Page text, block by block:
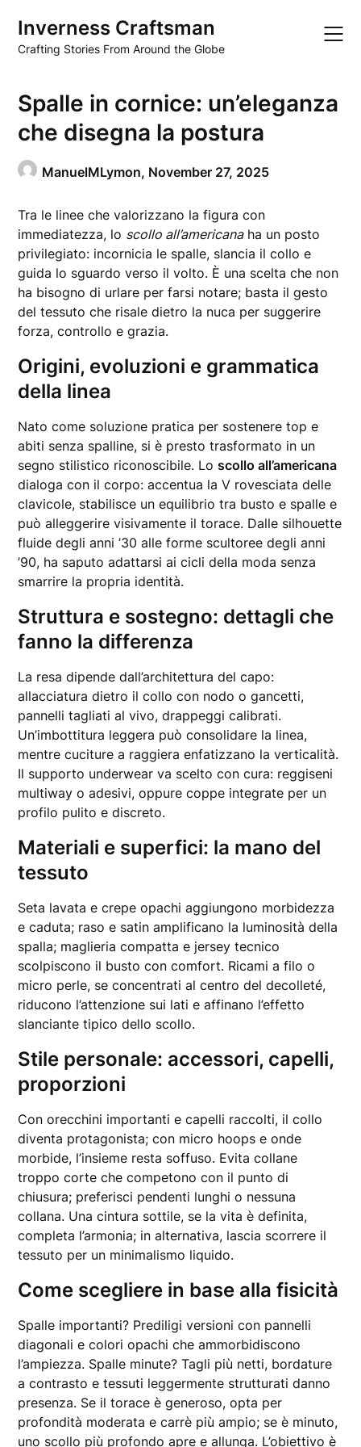
content
Inverness Craftsman
Crafting Stories From Around the Globe
Spalle in cornice: un’eleganza
che disegna la postura
ManuelMLymon, November 27, 2025
Tra le linee che valorizzano la figura con
immediatezza, lo scollo all’americanaha un posto
privilegiato: incornicia le spalle, slancia il collo e
guida lo sguardo verso il volto. È una scelta che non
ha bisogno di urlare per farsi notare; basta il gesto
del tessuto che risale dietro la nuca per suggerire
forza, controllo e grazia.
Origini, evoluzioni e grammatica
della linea
Nato come soluzione pratica per sostenere top e
abiti senza spalline, si è presto trasformato in un
segno stilistico riconoscibile. Loscollo all’americana
dialoga con il corpo: accentua la V rovesciata delle
clavicole, stabilisce un equilibrio tra busto e spalle e
può alleggerire visivamente il torace. Dalle silhouette
fluide degli anni ’30 alle forme scultoree degli anni
’90, ha saputo adattarsi ai cicli della moda senza
smarrire la propria identità.
Struttura e sostegno: dettagli che
fanno la differenza
La resa dipende dall’architettura del capo:
allacciatura dietro il collo con nodo o gancetti,
pannelli tagliati al vivo, drappeggi calibrati.
Un’imbottitura leggera può consolidare la linea,
mentre cuciture a raggiera enfatizzano la verticalità.
Il supporto underwear va scelto con cura: reggiseni
multiway o adesivi, oppure coppe integrate per un
profilo pulito e discreto.
Materiali e superfici: la mano del
tessuto
Seta lavata e crepe opachi aggiungono morbidezza
e caduta; raso e satin amplificano la luminosità della
spalla; maglieria compatta e jersey tecnico
scolpiscono il busto con comfort. Ricami a filo o
micro perle, se concentrati al centro del decolleté,
riducono l’attenzione sui lati e affinano l’effetto
slanciante tipico dello scollo.
Stile personale: accessori, capelli,
proporzioni
Con orecchini importanti e capelli raccolti, il collo
diventa protagonista; con micro hoops e onde
morbide, l’insieme resta soffuso. Evita collane
troppo corte che competono con il punto di
chiusura; preferisci pendenti lunghi o nessuna
collana. Una cintura sottile, se la vita è definita,
completa l’armonia; in alternativa, lascia scorrere il
tessuto per un minimalismo liquido.
Come scegliere in base alla fisicità
Spalle importanti? Prediligi versioni con pannelli
diagonali e colori opachi che ammorbidiscono
l’ampiezza. Spalle minute? Tagli più netti, bordature
a contrasto e tessuti leggermente strutturati danno
presenza. Se il torace è generoso, opta per
profondità moderata e carrè più ampio; se è minuto,
uno scollo più profondo apre e allunga. L’obiettivo è